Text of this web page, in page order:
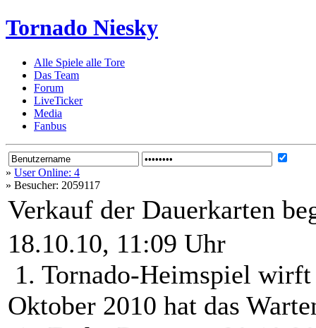
Tornado Niesky
Alle Spiele alle Tore
Das Team
Forum
LiveTicker
Media
Fanbus
» User Online: 4
» Besucher: 2059117
Verkauf der Dauerkarten
18.10.10, 11:09 Uhr
1. Tornado-Heimspiel wirft
Oktober 2010 hat das